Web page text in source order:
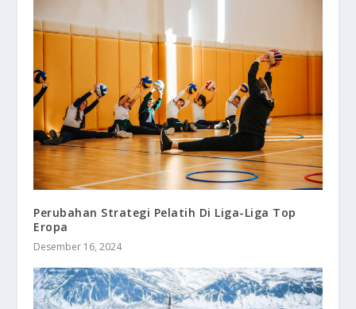
Perubahan Strategi Pelatih Di Liga-Liga Top
Eropa
Desember 16, 2024